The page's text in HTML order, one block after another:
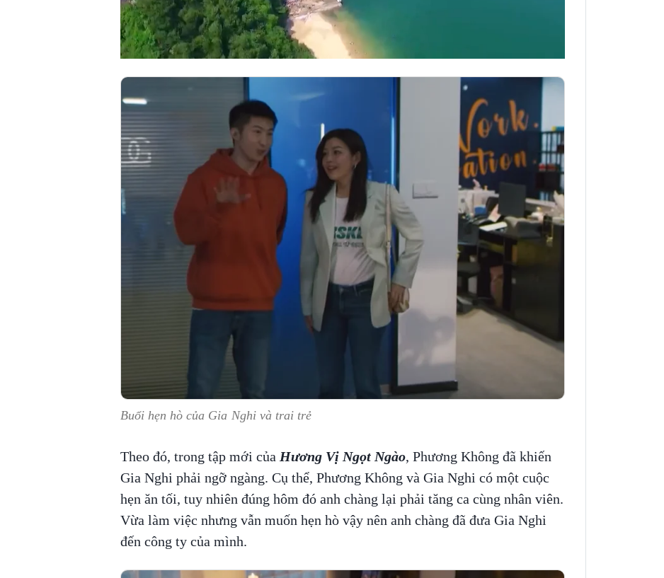
Buổi hẹn hò của Gia Nghi và trai trẻ
Theo đó, trong tập mới của Hương Vị Ngọt Ngào, Phương Không đã khiến
Gia Nghi phải ngỡ ngàng. Cụ thể, Phương Không và Gia Nghi có một cuộc
hẹn ăn tối, tuy nhiên đúng hôm đó anh chàng lại phải tăng ca cùng nhân viên.
Vừa làm việc nhưng vẫn muốn hẹn hò vậy nên anh chàng đã đưa Gia Nghi
đến công ty của mình.